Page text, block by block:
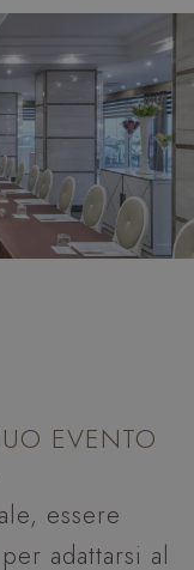
EVENTO
essere
adattarsi al